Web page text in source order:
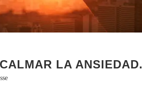
LA ANSIEDAD.